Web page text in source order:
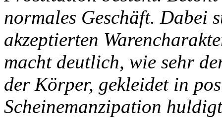
normales Geschäft. Dabei
akzeptierten
macht deutlich, wie sehr
der Körper, gekleidet in
Scheinemanzipation